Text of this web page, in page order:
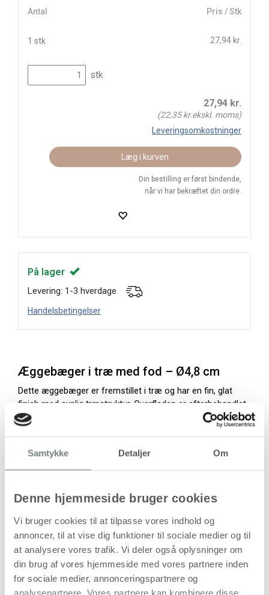
Samtykke Detaljer Om
Denne hjemmeside bruger cookies
Vi bruger cookies til at tilpasse vores indhold og
annoncer, til at vise dig funktioner til sociale medier og til
at analysere vores trafik. Vi deler også oplysninger om
din brug af vores hjemmeside med vores partnere inden
for sociale medier, annonceringspartnere og
analysepartnere. Vores partnere kan kombinere disse
Antal Pris / Stk
1 stk 27,94 kr.
stk
27,94 kr.
(22,35kr.ekskl. moms)
Leveringsomkostninger
Læg i kurven
Din bestilling er først bindende,
når vi har bekræftet din ordre.
På lager
Levering: 1-3 hverdage
Handelsbetingelser
Æggebæger i træ med fod – Ø4,8 cm
Dette æggebæger er fremstillet i træ og har en fin, glat
finish med synlig træstruktur. Overfladen er efterbehandlet
med en naturlig, fødevaregodkendt olie, hvilket gør det
egnet til servering ved morgenbordet.
Æggebægeret står på fod for stabil placering og bør
Anvendelsesmuligheder
Servering af blødkogte æg
Borddækning
Dekorativt element i køkkenet
Gaveidé